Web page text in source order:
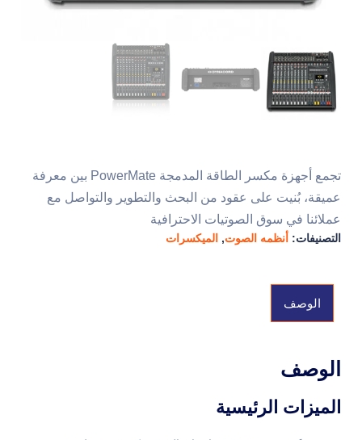
تجمع أجهزة مكسر الطاقة المدمجة PowerMate بين معرفة
عميقة، بُنيت على عقود من البحث والتطوير والتواصل مع
عملائنا في سوق الصوتيات الاحترافية
التصنيفات: أنظمه الصوت, الميكسرات
الوصف
الوصف
الميزات الرئيسية